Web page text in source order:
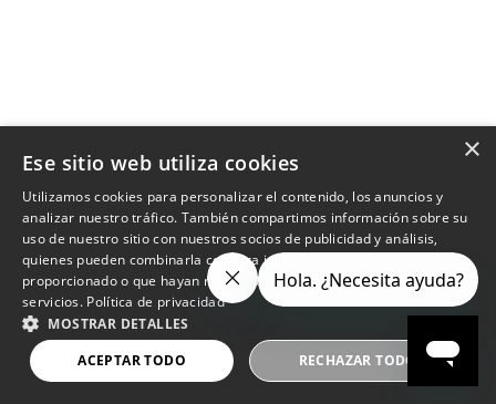
×
Ese sitio web utiliza cookies
Utilizamos cookies para personalizar el contenido, los anuncios y
analizar nuestro tráfico. También compartimos información sobre su
uso de nuestro sitio con nuestros socios de publicidad y análisis,
quienes pueden combinarla con otra información que les haya
proporcionado o que hayan recopilado a partir del uso de sus
servicios. Política de privacidad
MOSTRAR DETALLES
ACEPTAR TODO
RECHAZAR TODO